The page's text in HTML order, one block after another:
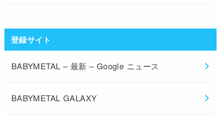
登録サイト
BABYMETAL – 最新 – Google ニュース
BABYMETAL GALAXY